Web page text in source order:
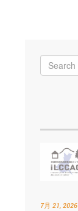
7月 21, 2026